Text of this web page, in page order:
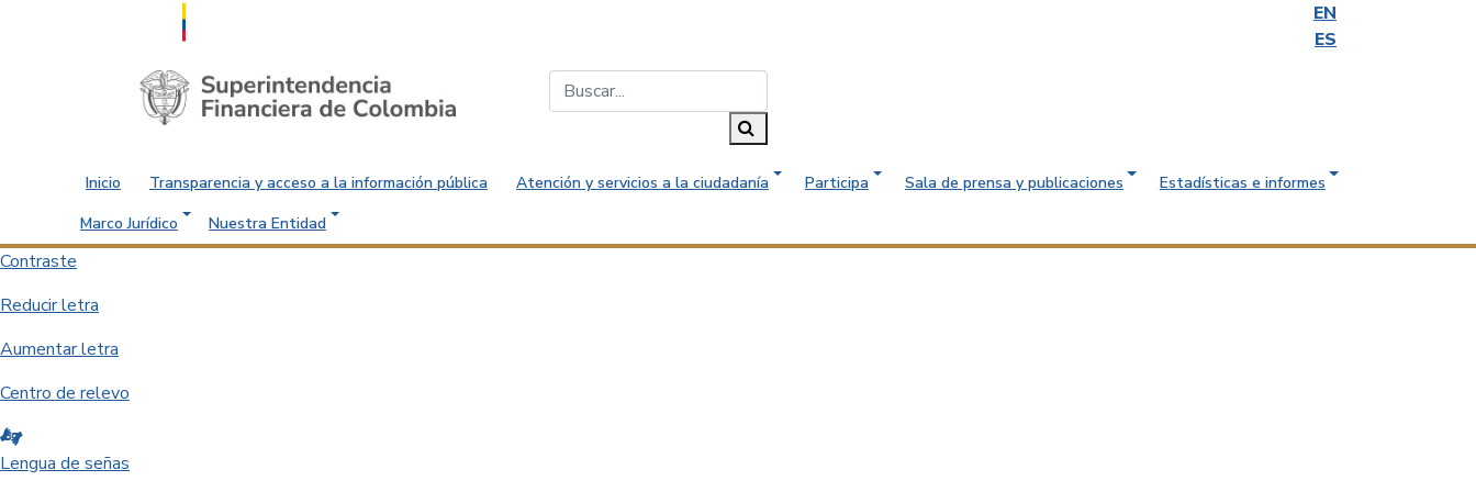
EN
ES
Saltar al contenido principal
Inicio Transparencia y acceso a la información pública Atención y servicios a la ciudadanía Participa Sala de prensa y publicaciones
Estadísticas e informes
Marco Jurídico
Nuestra Entidad
Contraste
Reducir letra
Aumentar letra
Centro de relevo
Lengua de señas